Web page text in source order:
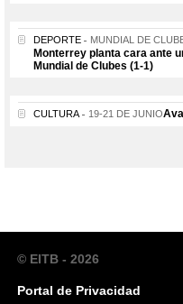
DEPORTE MUNDIAL DE
Monterrey planta cara ante
Mundial de Clubes (1-1)
CULTURA 19-21 DE JUNIO
© EITB - 2026
Portal de Privacidad